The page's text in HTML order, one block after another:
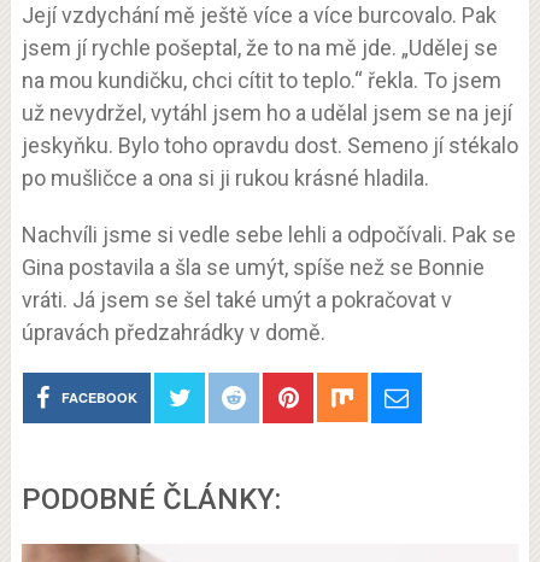
Její vzdychání mě ještě více a více burcovalo. Pak
jsem jí rychle pošeptal, že to na mě jde. „Udělej se
na mou kundičku, chci cítit to teplo.“ řekla. To jsem
už nevydržel, vytáhl jsem ho a udělal jsem se na její
jeskyňku. Bylo toho opravdu dost. Semeno jí stékalo
po mušličce a ona si ji rukou krásné hladila.
Nachvíli jsme si vedle sebe lehli a odpočívali. Pak se
Gina postavila a šla se umýt, spíše než se Bonnie
vráti. Já jsem se šel také umýt a pokračovat v
úpravách předzahrádky v domě.
FACEBOOK
PODOBNÉ ČLÁNKY: